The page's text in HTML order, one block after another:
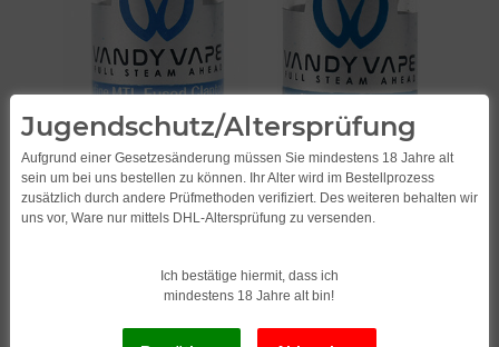
Jugendschutz/Altersprüfung
Aufgrund einer Gesetzesänderung müssen Sie mindestens 18 Jahre alt
sein um bei uns bestellen zu können. Ihr Alter wird im Bestellprozess
zusätzlich durch andere Prüfmethoden verifiziert. Des weiteren behalten wir
uns vor, Ware nur mittels DHL-Altersprüfung zu versenden.
Ich bestätige hiermit, dass ich
mindestens 18 Jahre alt bin!